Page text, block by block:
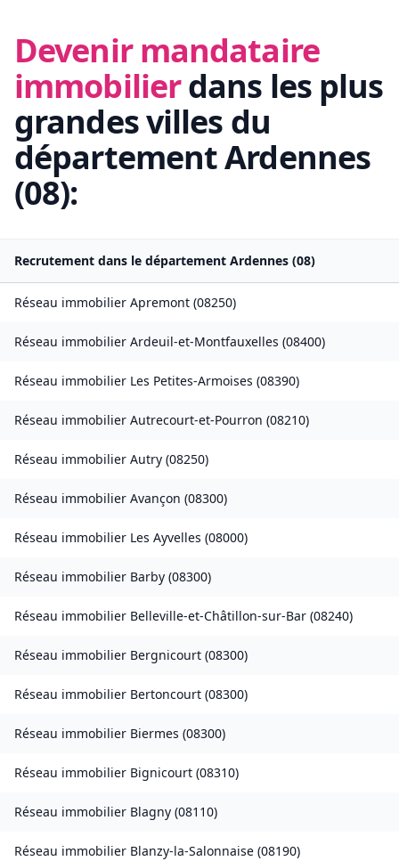
Devenir mandataire
immobilierdans les plus
grandes villes du
départementArdennes
(08):
Recrutement dans le département Ardennes (08)
Réseau immobilier Apremont (08250)
Réseau immobilier Ardeuil-et-Montfauxelles (08400)
Réseau immobilier Les Petites-Armoises (08390)
Réseau immobilier Autrecourt-et-Pourron (08210)
Réseau immobilier Autry (08250)
Réseau immobilier Avançon (08300)
Réseau immobilier Les Ayvelles (08000)
Réseau immobilier Barby (08300)
Réseau immobilier Belleville-et-Châtillon-sur-Bar (08240)
Réseau immobilier Bergnicourt (08300)
Réseau immobilier Bertoncourt (08300)
Réseau immobilier Biermes (08300)
Réseau immobilier Bignicourt (08310)
Réseau immobilier Blagny (08110)
Réseau immobilier Blanzy-la-Salonnaise (08190)